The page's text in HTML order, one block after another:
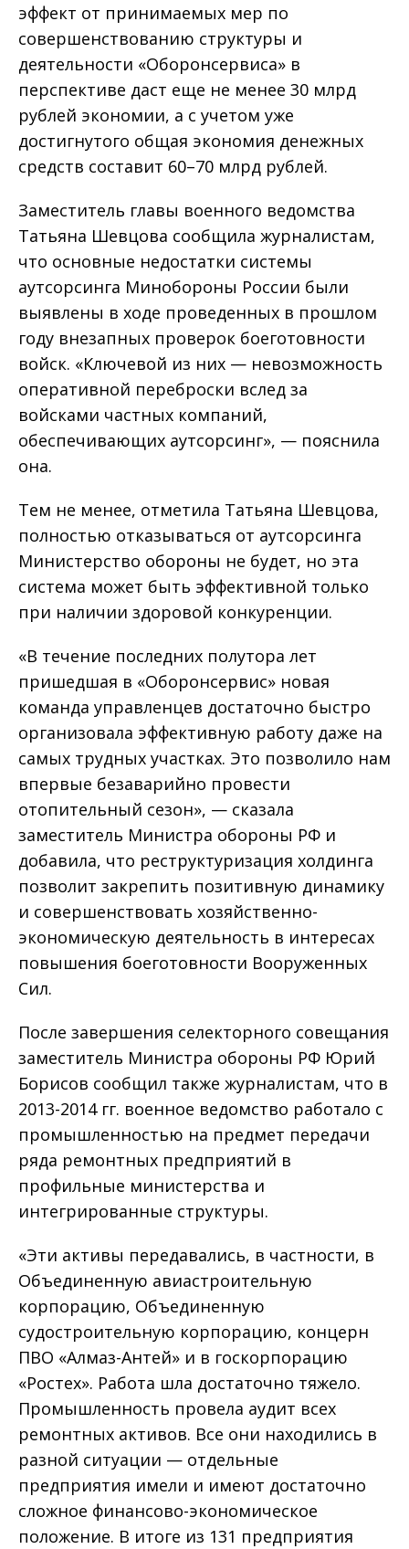
эффект от принимаемых мер по
совершенствованию структуры и
деятельности «Оборонсервиса» в
перспективе даст еще не менее 30 млрд
рублей экономии, а с учетом уже
достигнутого общая экономия денежных
средств составит 60–70 млрд рублей.
Заместитель главы военного ведомства
Татьяна Шевцова сообщила журналистам,
что основные недостатки системы
аутсорсинга Минобороны России были
выявлены в ходе проведенных в прошлом
году внезапных проверок боеготовности
войск. «Ключевой из них — невозможность
оперативной переброски вслед за
войсками частных компаний,
обеспечивающих аутсорсинг», — пояснила
она.
Тем не менее, отметила Татьяна Шевцова,
полностью отказываться от аутсорсинга
Министерство обороны не будет, но эта
система может быть эффективной только
при наличии здоровой конкуренции.
«В течение последних полутора лет
пришедшая в «Оборонсервис» новая
команда управленцев достаточно быстро
организовала эффективную работу даже на
самых трудных участках. Это позволило нам
впервые безаварийно провести
отопительный сезон», — сказала
заместитель Министра обороны РФ и
добавила, что реструктуризация холдинга
позволит закрепить позитивную динамику
и совершенствовать хозяйственно-
экономическую деятельность в интересах
повышения боеготовности Вооруженных
Сил.
После завершения селекторного совещания
заместитель Министра обороны РФ Юрий
Борисов сообщил также журналистам, что в
2013-2014 гг. военное ведомство работало с
промышленностью на предмет передачи
ряда ремонтных предприятий в
профильные министерства и
интегрированные структуры.
«Эти активы передавались, в частности, в
Объединенную авиастроительную
корпорацию, Объединенную
судостроительную корпорацию, концерн
ПВО «Алмаз-Антей» и в госкорпорацию
«Ростех». Работа шла достаточно тяжело.
Промышленность провела аудит всех
ремонтных активов. Все они находились в
разной ситуации — отдельные
предприятия имели и имеют достаточно
сложное финансово-экономическое
положение. В итоге из 131 предприятия